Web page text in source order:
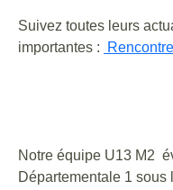
Suivez toutes leurs
importantes :
Notre équipe U13 M2
Départementale 1